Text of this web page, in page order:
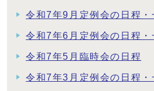
令和7年9月定例会の日程
令和7年6月定例会の日程
令和7年5月臨時会の日程
令和7年3月定例会の日程